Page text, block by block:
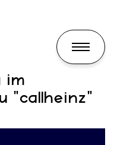
im
"callheinz"